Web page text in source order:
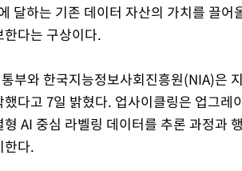
달하는 기존 데이터 자산의 가치를 끌
한다는 구상이다.
부와 한국지능정보사회진흥원(NIA)은
했다고 7일 밝혔다. 업사이클링은 업그
형 AI 중심 라벨링 데이터를 추론 과정과
한다.